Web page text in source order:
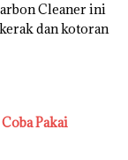
Cleaner ini
dan kotoran
Pakai